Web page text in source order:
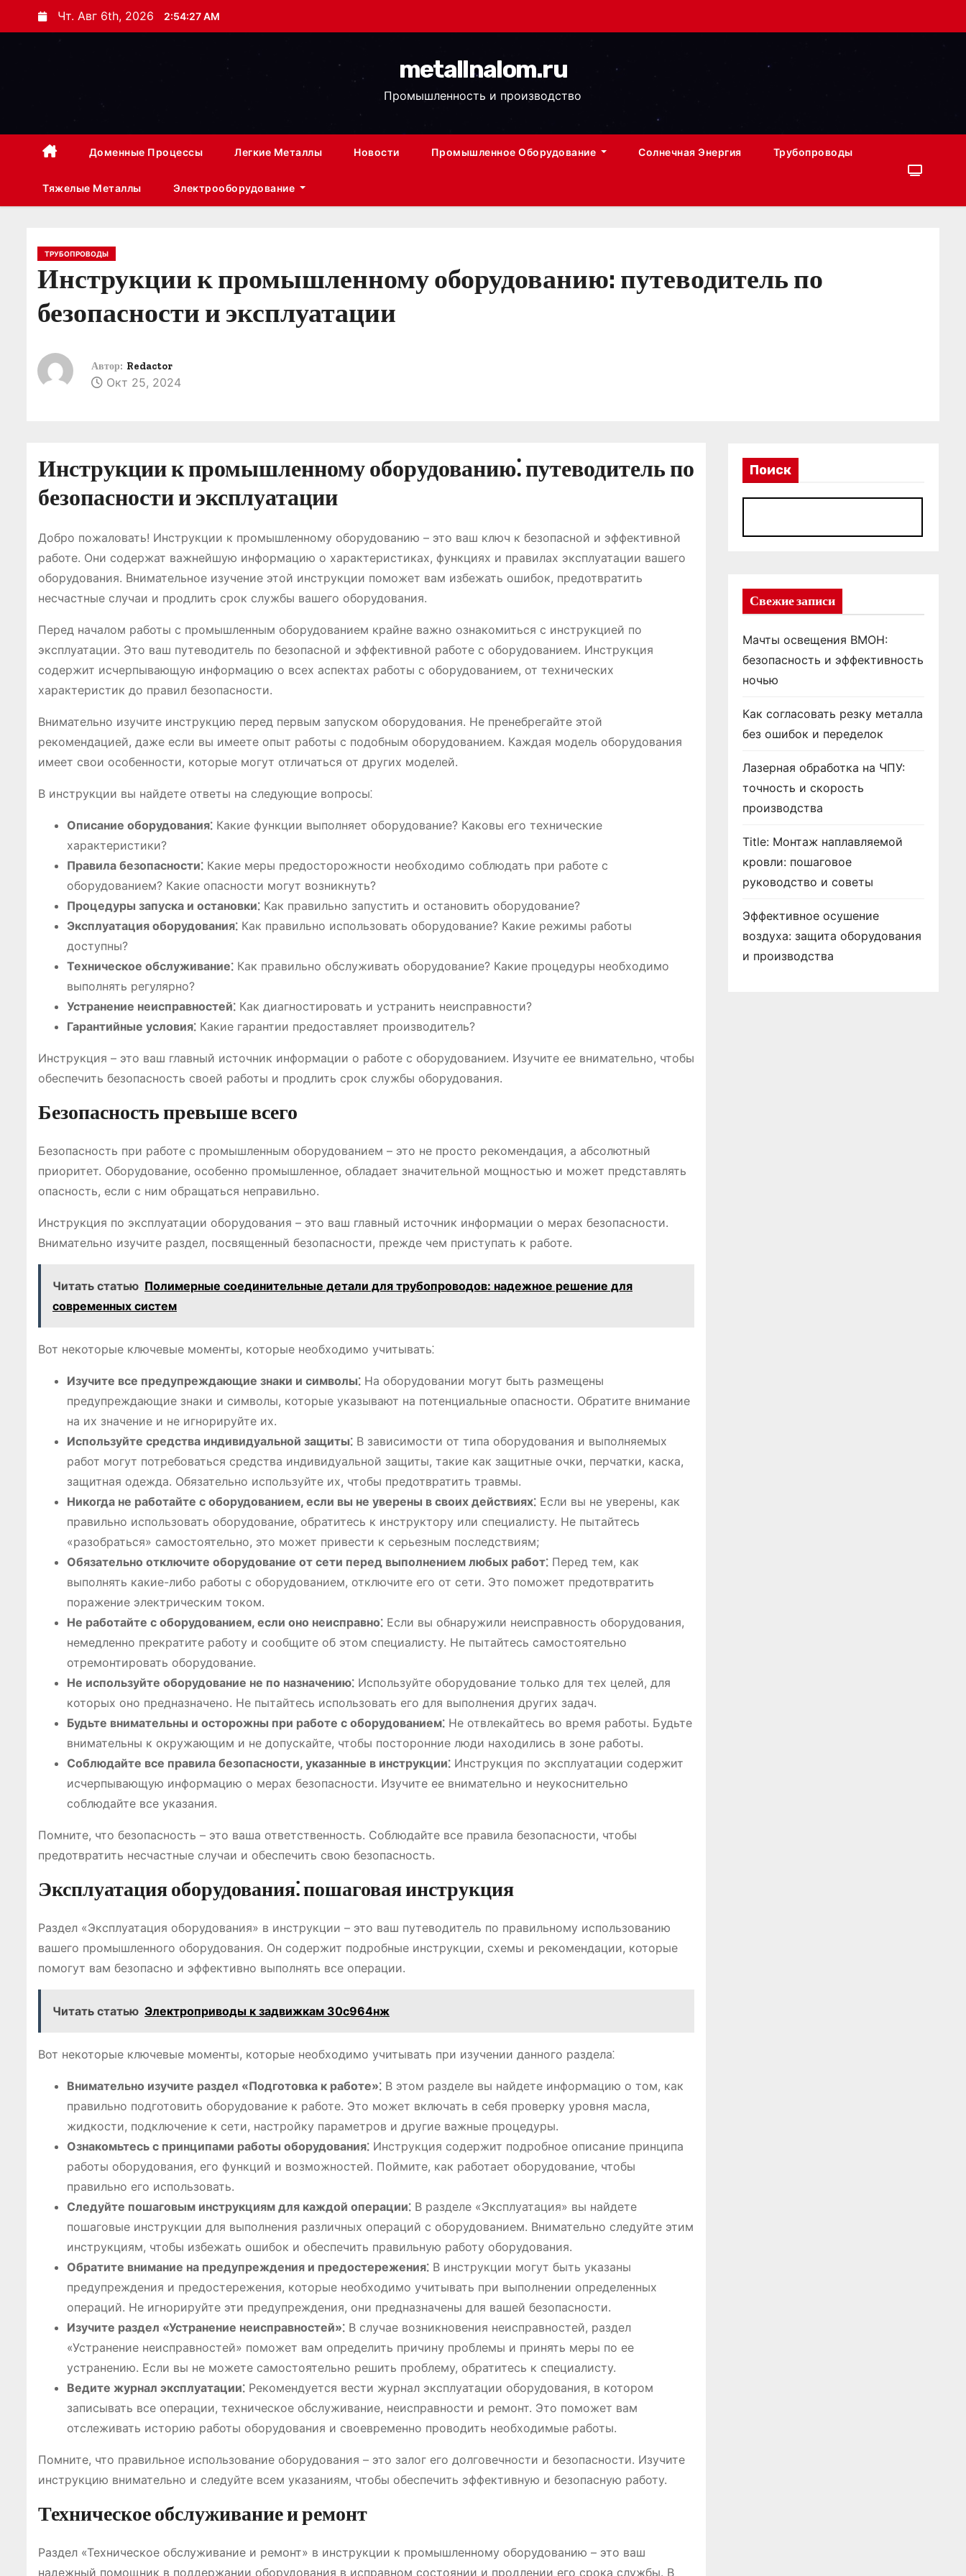
е
д
Чт. Авг 6th, 2026 2:54:28 AM
metallnalom.ru
Промышленность и производство
Доменные Процессы Легкие Металлы Новости Промышленное Оборудование Солнечная Энергия Трубопроводы
Тяжелые Металлы Электрооборудование
ТРУБОПРОВОДЫ
Инструкции к промышленному оборудованию: путеводитель по
безопасности и эксплуатации
Автор: Redactor
Окт 25, 2024
Инструкции к промышленному оборудованию⁚ путеводитель по
безопасности и эксплуатации
Добро пожаловать! Инструкции к промышленному оборудованию – это ваш ключ к безопасной и эффективной
работе. Они содержат важнейшую информацию о характеристиках, функциях и правилах эксплуатации вашего
оборудования. Внимательное изучение этой инструкции поможет вам избежать ошибок, предотвратить
несчастные случаи и продлить срок службы вашего оборудования.
Перед началом работы с промышленным оборудованием крайне важно ознакомиться с инструкцией по
эксплуатации. Это ваш путеводитель по безопасной и эффективной работе с оборудованием. Инструкция
содержит исчерпывающую информацию о всех аспектах работы с оборудованием, от технических
характеристик до правил безопасности.
Внимательно изучите инструкцию перед первым запуском оборудования. Не пренебрегайте этой
рекомендацией, даже если вы имеете опыт работы с подобным оборудованием. Каждая модель оборудования
имеет свои особенности, которые могут отличаться от других моделей.
В инструкции вы найдете ответы на следующие вопросы⁚
Описание оборудования⁚ Какие функции выполняет оборудование? Каковы его технические
характеристики?
Правила безопасности⁚ Какие меры предосторожности необходимо соблюдать при работе с
оборудованием? Какие опасности могут возникнуть?
Процедуры запуска и остановки⁚ Как правильно запустить и остановить оборудование?
Эксплуатация оборудования⁚ Как правильно использовать оборудование? Какие режимы работы
доступны?
Техническое обслуживание⁚ Как правильно обслуживать оборудование? Какие процедуры необходимо
выполнять регулярно?
Устранение неисправностей⁚ Как диагностировать и устранить неисправности?
Гарантийные условия⁚ Какие гарантии предоставляет производитель?
Инструкция – это ваш главный источник информации о работе с оборудованием. Изучите ее внимательно, чтобы
обеспечить безопасность своей работы и продлить срок службы оборудования.
Безопасность превыше всего
Безопасность при работе с промышленным оборудованием – это не просто рекомендация, а абсолютный
приоритет. Оборудование, особенно промышленное, обладает значительной мощностью и может представлять
опасность, если с ним обращаться неправильно.
Инструкция по эксплуатации оборудования – это ваш главный источник информации о мерах безопасности.
Внимательно изучите раздел, посвященный безопасности, прежде чем приступать к работе.
Читать статью Полимерные соединительные детали для трубопроводов: надежное решение для
современных систем
Вот некоторые ключевые моменты, которые необходимо учитывать⁚
Изучите все предупреждающие знаки и символы⁚ На оборудовании могут быть размещены
предупреждающие знаки и символы, которые указывают на потенциальные опасности. Обратите внимание
на их значение и не игнорируйте их.
Используйте средства индивидуальной защиты⁚ В зависимости от типа оборудования и выполняемых
работ могут потребоваться средства индивидуальной защиты, такие как защитные очки, перчатки, каска,
защитная одежда. Обязательно используйте их, чтобы предотвратить травмы.
Никогда не работайте с оборудованием, если вы не уверены в своих действиях⁚ Если вы не уверены, как
правильно использовать оборудование, обратитесь к инструктору или специалисту. Не пытайтесь
«разобраться» самостоятельно, это может привести к серьезным последствиям;
Обязательно отключите оборудование от сети перед выполнением любых работ⁚ Перед тем, как
выполнять какие-либо работы с оборудованием, отключите его от сети. Это поможет предотвратить
поражение электрическим током.
Не работайте с оборудованием, если оно неисправно⁚ Если вы обнаружили неисправность оборудования,
немедленно прекратите работу и сообщите об этом специалисту. Не пытайтесь самостоятельно
отремонтировать оборудование.
Не используйте оборудование не по назначению⁚ Используйте оборудование только для тех целей, для
которых оно предназначено. Не пытайтесь использовать его для выполнения других задач.
Будьте внимательны и осторожны при работе с оборудованием⁚ Не отвлекайтесь во время работы. Будьте
внимательны к окружающим и не допускайте, чтобы посторонние люди находились в зоне работы.
Соблюдайте все правила безопасности, указанные в инструкции⁚ Инструкция по эксплуатации содержит
исчерпывающую информацию о мерах безопасности. Изучите ее внимательно и неукоснительно
соблюдайте все указания.
Помните, что безопасность – это ваша ответственность. Соблюдайте все правила безопасности, чтобы
предотвратить несчастные случаи и обеспечить свою безопасность.
Эксплуатация оборудования⁚ пошаговая инструкция
Раздел «Эксплуатация оборудования» в инструкции – это ваш путеводитель по правильному использованию
вашего промышленного оборудования. Он содержит подробные инструкции, схемы и рекомендации, которые
помогут вам безопасно и эффективно выполнять все операции.
Читать статью Электроприводы к задвижкам 30с964нж
Вот некоторые ключевые моменты, которые необходимо учитывать при изучении данного раздела⁚
Внимательно изучите раздел «Подготовка к работе»⁚ В этом разделе вы найдете информацию о том, как
правильно подготовить оборудование к работе. Это может включать в себя проверку уровня масла,
жидкости, подключение к сети, настройку параметров и другие важные процедуры.
Ознакомьтесь с принципами работы оборудования⁚ Инструкция содержит подробное описание принципа
работы оборудования, его функций и возможностей. Поймите, как работает оборудование, чтобы
правильно его использовать.
Следуйте пошаговым инструкциям для каждой операции⁚ В разделе «Эксплуатация» вы найдете
пошаговые инструкции для выполнения различных операций с оборудованием. Внимательно следуйте этим
инструкциям, чтобы избежать ошибок и обеспечить правильную работу оборудования.
Обратите внимание на предупреждения и предостережения⁚ В инструкции могут быть указаны
предупреждения и предостережения, которые необходимо учитывать при выполнении определенных
операций. Не игнорируйте эти предупреждения, они предназначены для вашей безопасности.
Изучите раздел «Устранение неисправностей»⁚ В случае возникновения неисправностей, раздел
«Устранение неисправностей» поможет вам определить причину проблемы и принять меры по ее
устранению. Если вы не можете самостоятельно решить проблему, обратитесь к специалисту.
Ведите журнал эксплуатации⁚ Рекомендуется вести журнал эксплуатации оборудования, в котором
записывать все операции, техническое обслуживание, неисправности и ремонт. Это поможет вам
отслеживать историю работы оборудования и своевременно проводить необходимые работы.
Помните, что правильное использование оборудования – это залог его долговечности и безопасности. Изучите
инструкцию внимательно и следуйте всем указаниям, чтобы обеспечить эффективную и безопасную работу.
Техническое обслуживание и ремонт
Раздел «Техническое обслуживание и ремонт» в инструкции к промышленному оборудованию – это ваш
надежный помощник в поддержании оборудования в исправном состоянии и продлении его срока службы. В
Поиск
Свежие записи
Мачты освещения ВМОН:
безопасность и эффективность
ночью
Как согласовать резку металла
без ошибок и переделок
Лазерная обработка на ЧПУ:
точность и скорость
производства
Title: Монтаж наплавляемой
кровли: пошаговое
руководство и советы
Эффективное осушение
воздуха: защита оборудования
и производства